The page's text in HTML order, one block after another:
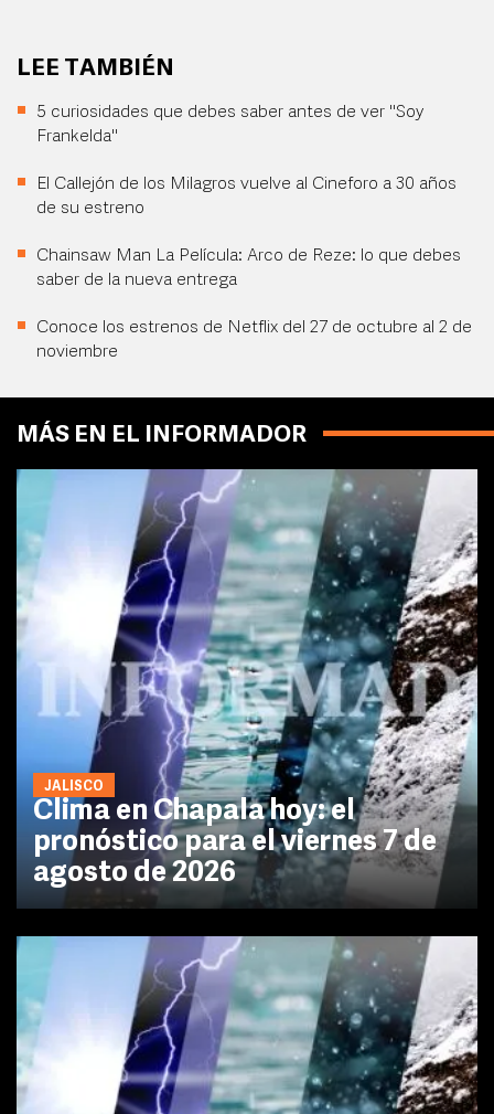
LEE TAMBIÉN
5 curiosidades que debes saber antes de ver "Soy
Frankelda"
El Callejón de los Milagros vuelve al Cineforo a 30 años
de su estreno
Chainsaw Man La Película: Arco de Reze: lo que debes
saber de la nueva entrega
Conoce los estrenos de Netflix del 27 de octubre al 2 de
noviembre
MÁS EN EL INFORMADOR
JALISCO
Clima en Chapala hoy: el
pronóstico para el viernes 7 de
agosto de 2026